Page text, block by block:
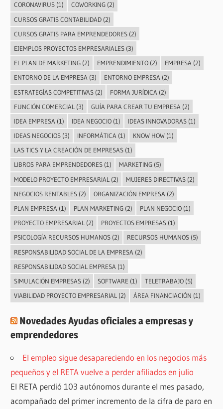
CORONAVIRUS(1) COWORKING(2)
CURSOS GRATIS CONTABILIDAD(2)
CURSOS GRATIS PARA EMPRENDEDORES(2)
EJEMPLOS PROYECTOS EMPRESARIALES(3)
EL PLAN DE MARKETING(2) EMPRENDIMIENTO(2) EMPRESA (2)
ENTORNO DE LA EMPRESA(3) ENTORNO EMPRESA(2)
ESTRATEGÍAS COMPETITIVAS(2) FORMA JURÍDICA (2)
FUNCIÓN COMERCIAL (3) GUÍA PARA CREAR TU EMPRESA (2)
IDEA EMPRESA (1) IDEA NEGOCIO(1) IDEAS INNOVADORAS(1)
IDEAS NEGOCIOS(3) INFORMÁTICA (1) KNOW HOW(1)
LAS TICS Y LA CREACIÓN DE EMPRESAS(1)
LIBROS PARA EMPRENDEDORES(1) MARKETING(5)
MODELO PROYECTO EMPRESARIAL (2) MUJERES DIRECTIVAS(2)
NEGOCIOS RENTABLES(2) ORGANIZACIÓN EMPRESA (2)
PLAN EMPRESA (1) PLAN MARKETING(2) PLAN NEGOCIO(1)
PROYECTO EMPRESARIAL(2) PROYECTOS EMPRESAS(1)
PSICOLOGÍA RECURSOS HUMANOS(2) RECURSOS HUMANOS(5)
RESPONSABILIDAD SOCIAL DE LA EMPRESA (2)
RESPONSABILIDAD SOCIAL EMPRESA (1)
SIMULACIÓN EMPRESAS(2) SOFTWARE (1) TELETRABAJO(5)
VIABILIDAD PROYECTO EMPRESARIAL (2) ÁREA FINANCIACIÓN (1)
Novedades Ayudas oficiales a empresas y
emprendedores
El empleo sigue desapareciendo en los negocios más
pequeños y el RETA vuelve a perder afiliados en julio
El RETA perdió 103 autónomos durante el mes pasado,
acompañado del primer incremento de la cifra de paro en